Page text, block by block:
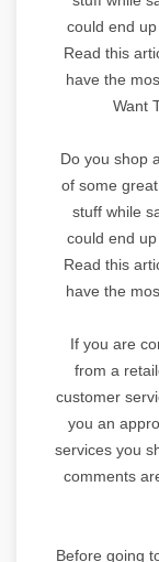
could end
Read this
have the
Want
Do you shop
of some
stuff while
could end
Read this
have the
If you are
from a
customer
you an
services you
comments
Before going